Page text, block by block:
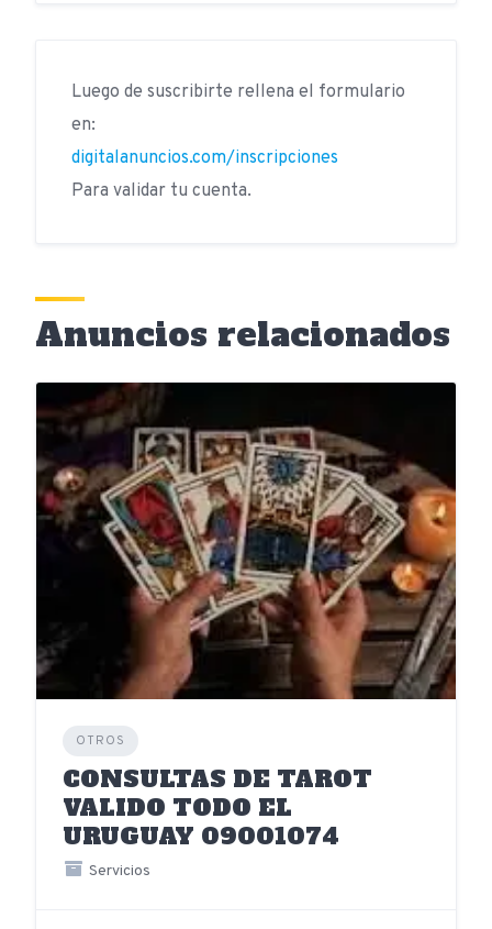
Luego de suscribirte rellena el formulario
en:
digitalanuncios.com/inscripciones
Para validar tu cuenta.
Anuncios relacionados
OTROS
CONSULTAS DE TAROT
VALIDO TODO EL
URUGUAY 09001074
Servicios